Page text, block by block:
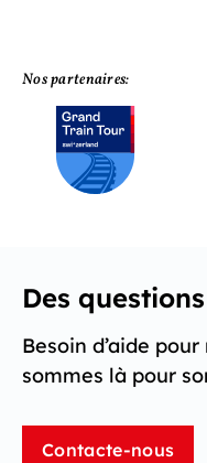
Nos partenaires:
Des
Besoin d’aide
sommes là pour
Contacte-nous